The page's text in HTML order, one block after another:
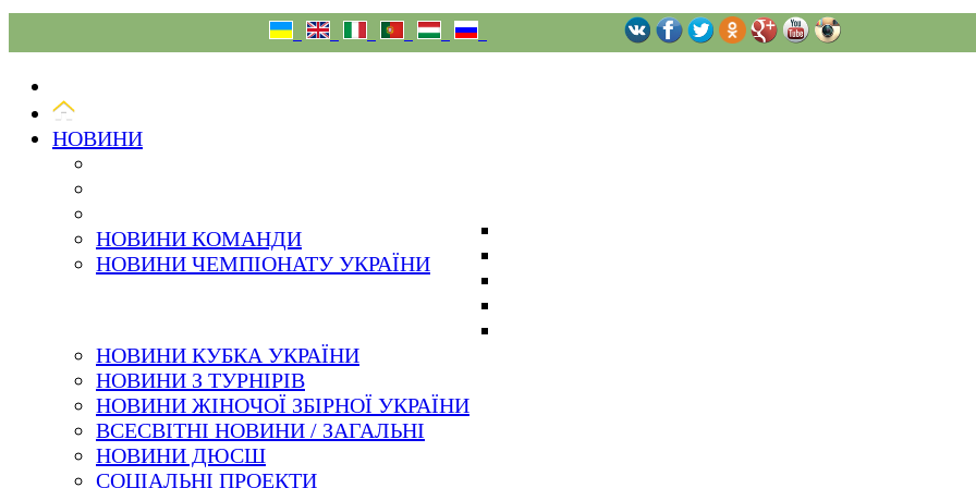
НОВИНИ
НОВИНИ КОМАНДИ
НОВИНИ ЧЕМПІОНАТУ УКРАЇНИ
НОВИНИ КУБКА УКРАЇНИ
НОВИНИ З ТУРНІРІВ
НОВИНИ ЖІНОЧОЇ ЗБІРНОЇ УКРАЇНИ
ВСЕСВІТНІ НОВИНИ / ЗАГАЛЬНІ
НОВИНИ ДЮСШ
СОЦІАЛЬНІ ПРОЕКТИ